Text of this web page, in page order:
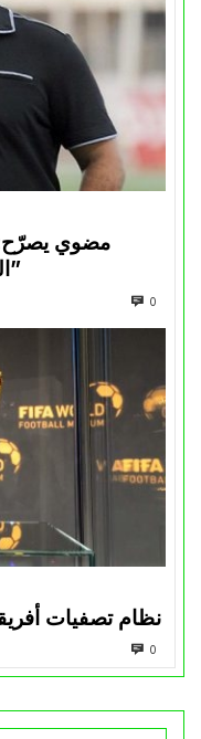
مضوي يصرّح:
الجزائرية في المسابقات القارية”
0
نظام تصفيات
0